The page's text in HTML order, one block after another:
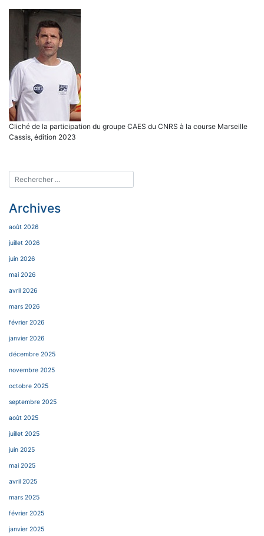
Cliché de la participation du groupe CAES du CNRS à la course Marseille
Cassis, édition 2023
Archives
août 2026
juillet 2026
juin 2026
mai 2026
avril 2026
mars 2026
février 2026
janvier 2026
décembre 2025
novembre 2025
octobre 2025
septembre 2025
août 2025
juillet 2025
juin 2025
mai 2025
avril 2025
mars 2025
février 2025
janvier 2025